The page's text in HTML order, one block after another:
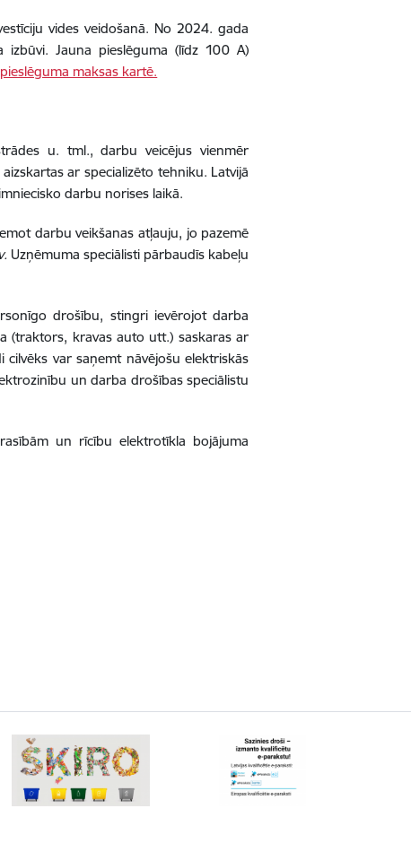
vides veidošanā. No 2024. gada
izbūvi. Jauna pieslēguma (līdz 100 A)
maksas kartē.
u. tml., darbu veicējus vienmēr
ar specializēto tehniku. Latvijā
darbu norises laikā.
darbu veikšanas atļauju, jo pazemē
Uzņēmuma speciālisti pārbaudīs kabeļu
drošību, stingri ievērojot darba
(traktors, kravas auto utt.) saskaras ar
var saņemt nāvējošu elektriskās
un darba drošības speciālistu
un rīcību elektrotīkla bojājuma